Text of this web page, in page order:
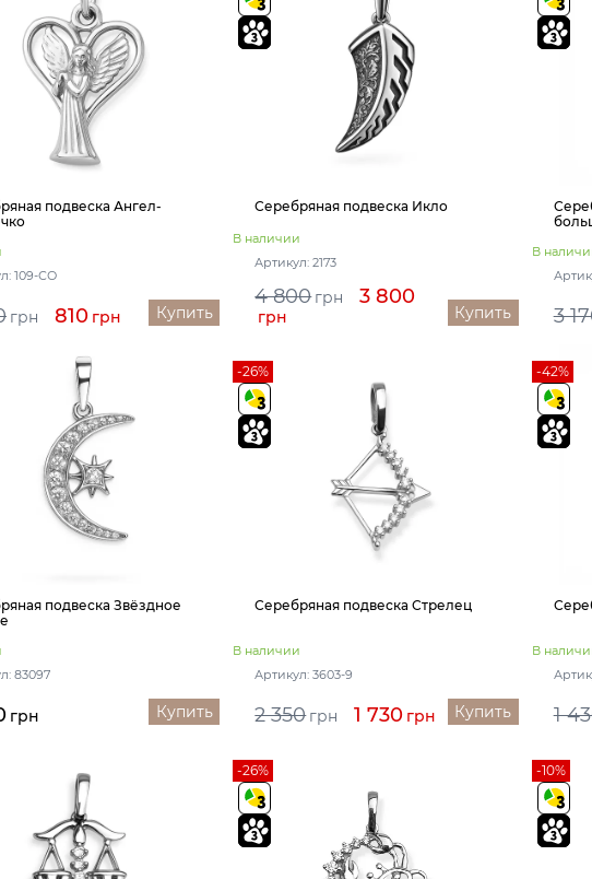
подвеска Ангел-
109-СО
грн 810 грн Купить
Серебряная подвеска Икло
В наличии
Артикул: 2173
4 800 грн 3 800
грн Купить
В
3
подвеска Звёздное
83097
грн Купить
-26%
Серебряная подвеска Стрелец
В наличии
Артикул: 3603-9
2 350 грн 1 730 грн Купить
-42%
В
1
-26% -10%